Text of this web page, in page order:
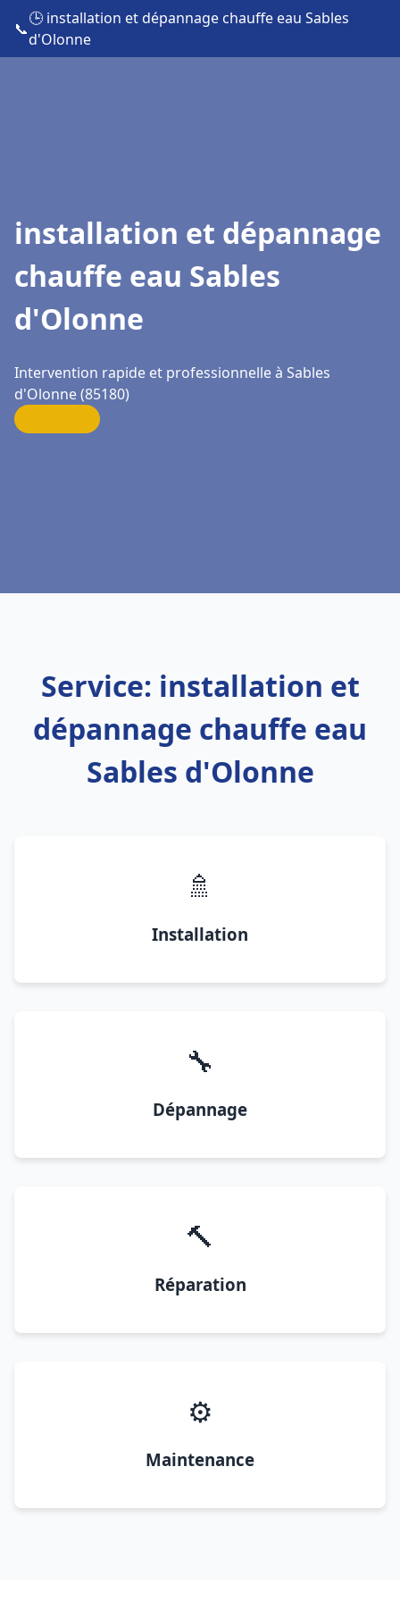
📞
🕒 installation et dépannage chauffe eau Sables
d'Olonne
installation et dépannage
chauffe eau Sables
d'Olonne
Intervention rapide et professionnelle à Sables
d'Olonne (85180)
Service: installation et
dépannage chauffe eau
Sables d'Olonne
🚿
Installation
🔧
Dépannage
🔨
Réparation
⚙️
Maintenance